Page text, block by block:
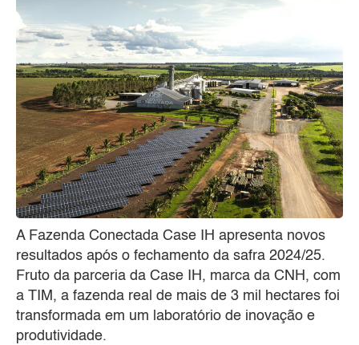
A Fazenda Conectada Case IH apresenta novos
resultados após o fechamento da safra 2024/25.
Fruto da parceria da Case IH, marca da CNH, com
a TIM, a fazenda real de mais de 3 mil hectares foi
transformada em um laboratório de inovação e
produtividade.